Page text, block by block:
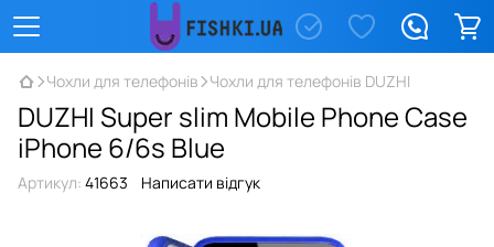
Чохли для телефонів Чохли для телефонів DUZHI
DUZHI Super slim Mobile Phone Case
iPhone 6/6s Blue
Артикул: 41663 Написати відгук